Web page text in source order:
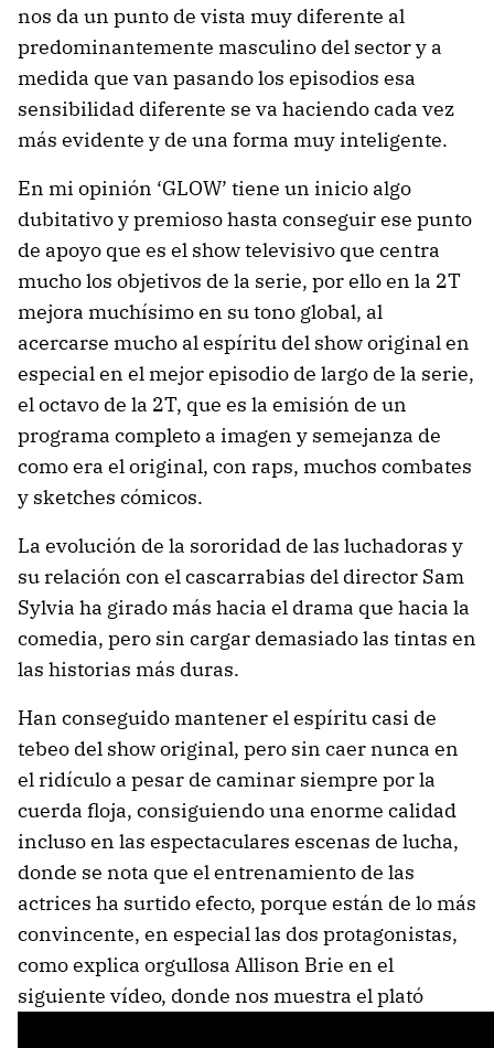
nos da un punto de vista muy diferente al
predominantemente masculino del sector y a
medida que van pasando los episodios esa
sensibilidad diferente se va haciendo cada vez
más evidente y de una forma muy inteligente.
En mi opinión ‘GLOW’ tiene un inicio algo
dubitativo y premioso hasta conseguir ese punto
de apoyo que es el show televisivo que centra
mucho los objetivos de la serie, por ello en la 2T
mejora muchísimo en su tono global, al
acercarse mucho al espíritu del show original en
especial en el mejor episodio de largo de la serie,
el octavo de la 2T, que es la emisión de un
programa completo a imagen y semejanza de
como era el original, con raps, muchos combates
y sketches cómicos.
La evolución de la sororidad de las luchadoras y
su relación con el cascarrabias del director Sam
Sylvia ha girado más hacia el drama que hacia la
comedia, pero sin cargar demasiado las tintas en
las historias más duras.
Han conseguido mantener el espíritu casi de
tebeo del show original, pero sin caer nunca en
el ridículo a pesar de caminar siempre por la
cuerda floja, consiguiendo una enorme calidad
incluso en las espectaculares escenas de lucha,
donde se nota que el entrenamiento de las
actrices ha surtido efecto, porque están de lo más
convincente, en especial las dos protagonistas,
como explica orgullosa Allison Brie en el
siguiente vídeo, donde nos muestra el plató